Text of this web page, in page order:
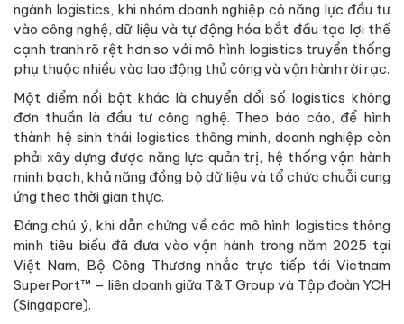
ngành logistics, khi nhóm doanh nghiệp có năng lực đầu tư
vào công nghệ, dữ liệu và tự động hóa bắt đầu tạo lợi thế
cạnh tranh rõ rệt hơn so với mô hình logistics truyền thống
phụ thuộc nhiều vào lao động thủ công và vận hành rời rạc.
Một điểm nổi bật khác là chuyển đổi số logistics không
đơn thuần là đầu tư công nghệ. Theo báo cáo, để hình
thành hệ sinh thái logistics thông minh, doanh nghiệp còn
phải xây dựng được năng lực quản trị, hệ thống vận hành
minh bạch, khả năng đồng bộ dữ liệu và tổ chức chuỗi cung
ứng theo thời gian thực.
Đáng chú ý, khi dẫn chứng về các mô hình logistics thông
minh tiêu biểu đã đưa vào vận hành trong năm 2025 tại
Việt Nam, Bộ Công Thương nhắc trực tiếp tới Vietnam
SuperPort™ – liên doanh giữa T&T Group và Tập đoàn YCH
(Singapore).